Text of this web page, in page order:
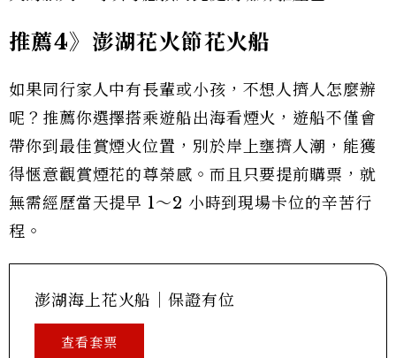
推薦4》澎湖花火節花火船
如果同行家人中有長輩或小孩，不想人擠人怎麼辦
呢？推薦你選擇搭乘遊船出海看煙火，遊船不僅會
帶你到最佳賞煙火位置，別於岸上壅擠人潮，能獲
得愜意觀賞煙花的尊榮感。而且只要提前購票，就
無需經歷當天提早 1～2 小時到現場卡位的辛苦行
程。
澎湖海上花火船｜保證有位
查看套票